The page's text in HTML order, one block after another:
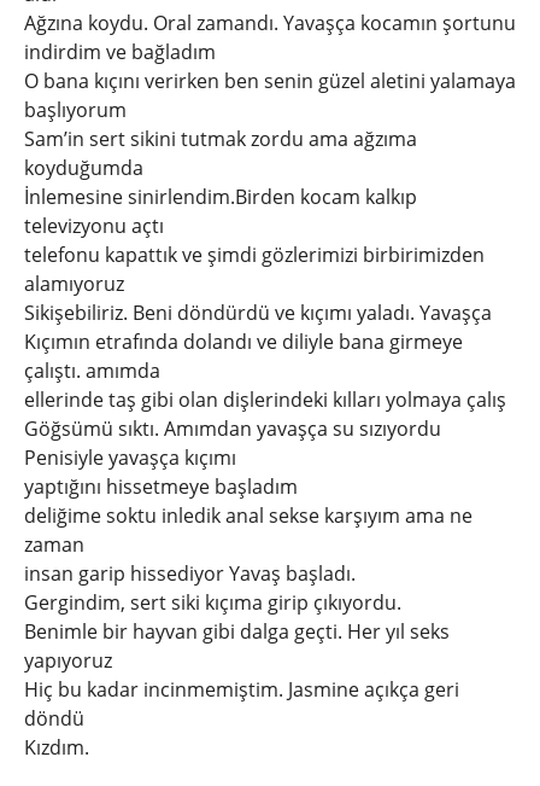
Ağzına koydu. Oral zamandı. Yavaşça kocamın şortunu
indirdim ve bağladım
O bana kıçını verirken ben senin güzel aletini yalamaya
başlıyorum
Sam’in sert sikini tutmak zordu ama ağzıma
koyduğumda
İnlemesine sinirlendim.Birden kocam kalkıp
televizyonu açtı
telefonu kapattık ve şimdi gözlerimizi birbirimizden
alamıyoruz
Sikişebiliriz. Beni döndürdü ve kıçımı yaladı. Yavaşça
Kıçımın etrafında dolandı ve diliyle bana girmeye
çalıştı. amımda
ellerinde taş gibi olan dişlerindeki kılları yolmaya çalış
Göğsümü sıktı. Amımdan yavaşça su sızıyordu
Penisiyle yavaşça kıçımı
yaptığını hissetmeye başladım
deliğime soktu inledik anal sekse karşıyım ama ne
zaman
insan garip hissediyor Yavaş başladı.
Gergindim, sert siki kıçıma girip çıkıyordu.
Benimle bir hayvan gibi dalga geçti. Her yıl seks
yapıyoruz
Hiç bu kadar incinmemiştim. Jasmine açıkça geri
döndü
Kızdım.